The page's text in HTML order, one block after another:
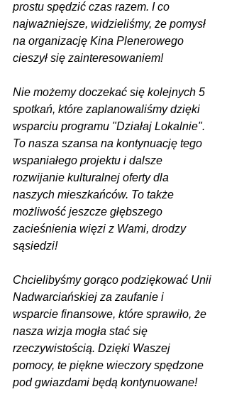
prostu spędzić czas razem. I co
najważniejsze, widzieliśmy, że pomysł
na organizację Kina Plenerowego
cieszył się zainteresowaniem!
Nie możemy doczekać się kolejnych 5
spotkań, które zaplanowaliśmy dzięki
wsparciu programu "Działaj Lokalnie".
To nasza szansa na kontynuację tego
wspaniałego projektu i dalsze
rozwijanie kulturalnej oferty dla
naszych mieszkańców. To także
możliwość jeszcze głębszego
zacieśnienia więzi z Wami, drodzy
sąsiedzi!
Chcielibyśmy gorąco podziękować Unii
Nadwarciańskiej za zaufanie i
wsparcie finansowe, które sprawiło, że
nasza wizja mogła stać się
rzeczywistością. Dzięki Waszej
pomocy, te piękne wieczory spędzone
pod gwiazdami będą kontynuowane!